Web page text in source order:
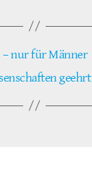
nur für Männer
geehrt